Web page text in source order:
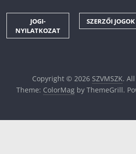
JOGI-
NYILATKOZAT
SZERZŐI JOGOK
Copyright © 2026 SZVMSZK.
Theme: ColorMagby ThemeGrill.